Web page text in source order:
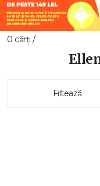
0 cărți /
Filtează